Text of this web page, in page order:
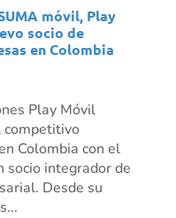
móvil, Play
socio de
en Colombia
Play Móvil
competitivo
Colombia con el
socio integrador de
Desde su